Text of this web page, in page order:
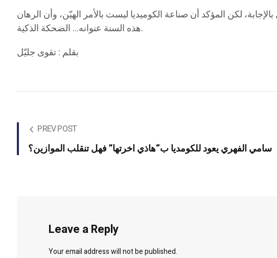
لكن المؤكد أن صناعة الكوميديا ليست بالأمر الهيّن، وأن الرهان
هذه السنة عنوانه… الضحكة الذكية.
بقلم : تقوى جليّل
PREV POST
سامي الفهري يعود للكومديا ب“هاذي اخرتها” فهل تنقلب الموازين؟
Leave a Reply
Your email address will not be published.